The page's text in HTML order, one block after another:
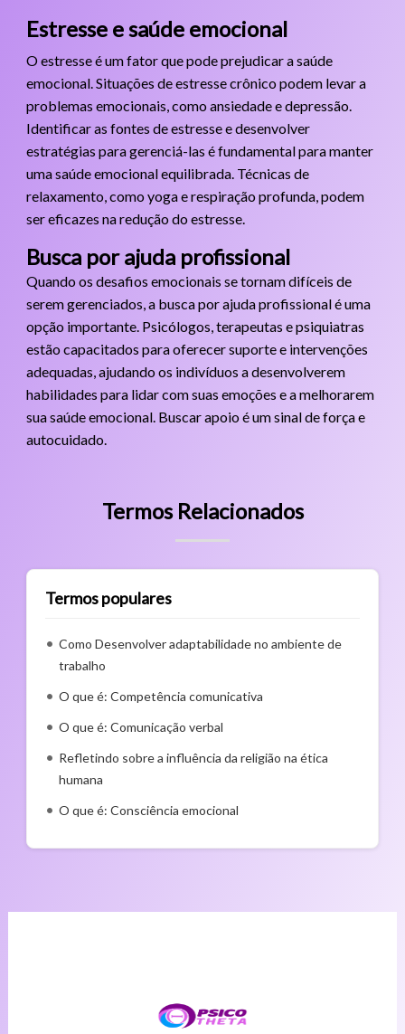
Estresse e saúde emocional
O estresse é um fator que pode prejudicar a saúde
emocional. Situações de estresse crônico podem levar a
problemas emocionais, como ansiedade e depressão.
Identificar as fontes de estresse e desenvolver
estratégias para gerenciá-las é fundamental para manter
uma saúde emocional equilibrada. Técnicas de
relaxamento, como yoga e respiração profunda, podem
ser eficazes na redução do estresse.
Busca por ajuda profissional
Quando os desafios emocionais se tornam difíceis de
serem gerenciados, a busca por ajuda profissional é uma
opção importante. Psicólogos, terapeutas e psiquiatras
estão capacitados para oferecer suporte e intervenções
adequadas, ajudando os indivíduos a desenvolverem
habilidades para lidar com suas emoções e a melhorarem
sua saúde emocional. Buscar apoio é um sinal de força e
autocuidado.
Termos Relacionados
Termos populares
Como Desenvolver adaptabilidade no ambiente de
trabalho
O que é: Competência comunicativa
O que é: Comunicação verbal
Refletindo sobre a influência da religião na ética
humana
O que é: Consciência emocional